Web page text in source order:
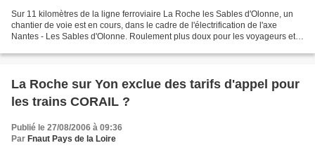
Sur 11 kilomètres de la ligne ferroviaire La Roche les Sables d'Olonne, un
chantier de voie est en cours, dans le cadre de l'électrification de l'axe
Nantes - Les Sables d'Olonne. Roulement plus doux pour les voyageurs et
La Roche sur Yon exclue des tarifs d'appel pour
les trains CORAIL ?
Publié le 27/08/2006 à 09:36
Par Fnaut Pays de la Loire